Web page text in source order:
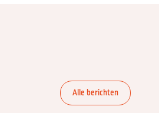
Alle berichten